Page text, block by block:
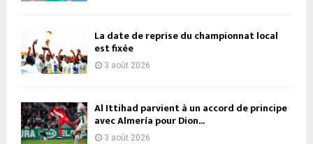
La date de reprise du championnat local
est fixée
3 août 2026
Al Ittihad parvient à un accord de principe
avec Almería pour Dion...
3 août 2026